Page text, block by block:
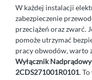
W każdej instalacji
zabezpieczenie
przeciążeń oraz zwarć.
pomoże utrzymać
pracy obwodów, warto
Wyłącznik
2CDS271001R0101.